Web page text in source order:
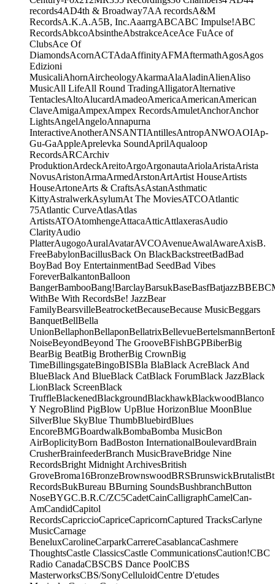
records4AD4th & Broadway7AA recordsA&M
RecordsA.K.A.A5B, Inc.AaarrgABCABC Impulse!ABC
RecordsAbkcoAbsintheAbstrakceAceAce FuAce of
ClubsAce Of
DiamondsAcornACTAdaAffinityAFMAftermathAgosAgos
Edizioni
MusicaliAhornAircheologyAkarmaAlaAladinAlienAliso
MusicAll LifeAll Round TradingAlligatorAlternative
TentaclesAltoAlucardAmadeoAmericaAmericanAmerican
ClaveAmigaAmpexAmpex RecordsAmuletAnchorAnchor
LightsAngelAngeloAnnapurna
InteractiveAnotherANSANTIAntillesAntropANWOAOIAp-
Gu-GaAppleAprelevka SoundAprilAqualoop
RecordsARCArchiv
ProduktionArdeckAreitoArgoArgonautaAriolaAristaArista
NovusAristonArmaArmedArstonArtArtist HouseArtists
HouseArtoneArts & CraftsAsAstanAsthmatic
KittyAstralwerkAsylumAt The MoviesATCOAtlantic
75Atlantic CurveAtlasAtlas
ArtistsATOAtomhengeAttacaAtticAttlaxerasAudio
ClarityAudio
PlatterAugogoAuralAvatarAVCOAvenueAwalAwareAxisB.
FreeBabylonBacillusBack On BlackBackstreetBadBad
BoyBad Boy EntertainmentBad SeedBad Vibes
ForeverBalkantonBalloon
BangerBambooBang!BarclayBarsukBaseBasfBatjazzBBE
WithBe With RecordsBe! JazzBear
FamilyBearsvilleBeatrocketBecauseBecause MusicBeggars
BanquetBellBella
UnionBellaphonBellaponBellatrixBellevueBertelsmannBerton
NoiseBeyondBeyond The GrooveBFishBGPBiberBig
BearBig BeatBig BrotherBig CrownBig
TimeBillingsgateBingoBISBla BlaBlack AcreBlack And
BlueBlack And BlueBlack CatBlack ForumBlack JazzBlack
LionBlack ScreenBlack
TruffleBlackenedBlackgroundBlackhawkBlackwoodBlanco
Y NegroBlind PigBlow UpBlue HorizonBlue MoonBlue
SilverBlue SkyBlue ThumbBluebirdBlues
EncoreBMGBoardwalkBombaBomba MusicBon
AirBoplicityBorn BadBoston InternationalBoulevardBrain
CrusherBrainfeederBranch MusicBraveBridge Nine
RecordsBright Midnight ArchivesBritish
GroveBroma16BronzeBrownswoodBRSBrunswickBrutalist
RecordsBukBureau BBurning SoundsBushbranchButton
NoseBYGC.B.R.C/ZC5CadetCainCalligraphCamelCan-
AmCandidCapitol
RecordsCapriccioCapriceCapricornCaptured TracksCarlyne
MusicCarnage
BeneluxCarolineCarparkCarrereCasablancaCashmere
ThoughtsCastle ClassicsCastle CommunicationsCaution!CBC
Radio CanadaCBSCBS Dance PoolCBS
MasterworksCBS/SonyCelluloidCentre D'etudes